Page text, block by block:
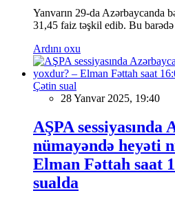
Yanvarın 29-da Azərbaycanda
31,45 faiz təşkil edib. Bu
Ardını oxu
Çətin sual
28 Yanvar 2025, 19:40
AŞPA sessiyasında
nümayəndə heyəti
Elman Fəttah saat
sualda